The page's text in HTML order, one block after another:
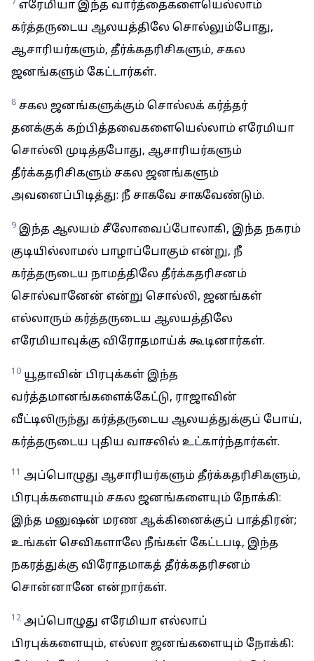
7 எரேமியா இந்த வார்த்தைகளையெல்லாம்
கர்த்தருடைய ஆலயத்திலே சொல்லும்போது,
ஆசாரியர்களும், தீர்க்கதரிசிகளும், சகல
ஜனங்களும் கேட்டார்கள்.
8 சகல ஜனங்களுக்கும் சொல்லக் கர்த்தர்
தனக்குக் கற்பித்தவைகளையெல்லாம் எரேமியா
சொல்லி முடித்தபோது, ஆசாரியர்களும்
தீர்க்கதரிசிகளும் சகல ஜனங்களும்
அவனைப்பிடித்து: நீ சாகவே சாகவேண்டும்.
9 இந்த ஆலயம் சீலோவைப்போலாகி, இந்த நகரம்
குடியில்லாமல் பாழாப்போகும் என்று, நீ
கர்த்தருடைய நாமத்திலே தீர்க்கதரிசனம்
சொல்வானேன் என்று சொல்லி, ஜனங்கள்
எல்லாரும் கர்த்தருடைய ஆலயத்திலே
எரேமியாவுக்கு விரோதமாய்க் கூடினார்கள்.
10 யூதாவின் பிரபுக்கள் இந்த
வர்த்தமானங்களைக்கேட்டு, ராஜாவின்
வீட்டிலிருந்து கர்த்தருடைய ஆலயத்துக்குப் போய்,
கர்த்தருடைய புதிய வாசலில் உட்கார்ந்தார்கள்.
11 அப்பொழுது ஆசாரியர்களும் தீர்க்கதரிசிகளும்,
பிரபுக்களையும் சகல ஜனங்களையும் நோக்கி:
இந்த மனுஷன் மரண ஆக்கினைக்குப் பாத்திரன்;
உங்கள் செவிகளாலே நீங்கள் கேட்டபடி, இந்த
நகரத்துக்கு விரோதமாகத் தீர்க்கதரிசனம்
சொன்னானே என்றார்கள்.
12 அப்பொழுது எரேமியா எல்லாப்
பிரபுக்களையும், எல்லா ஜனங்களையும் நோக்கி: